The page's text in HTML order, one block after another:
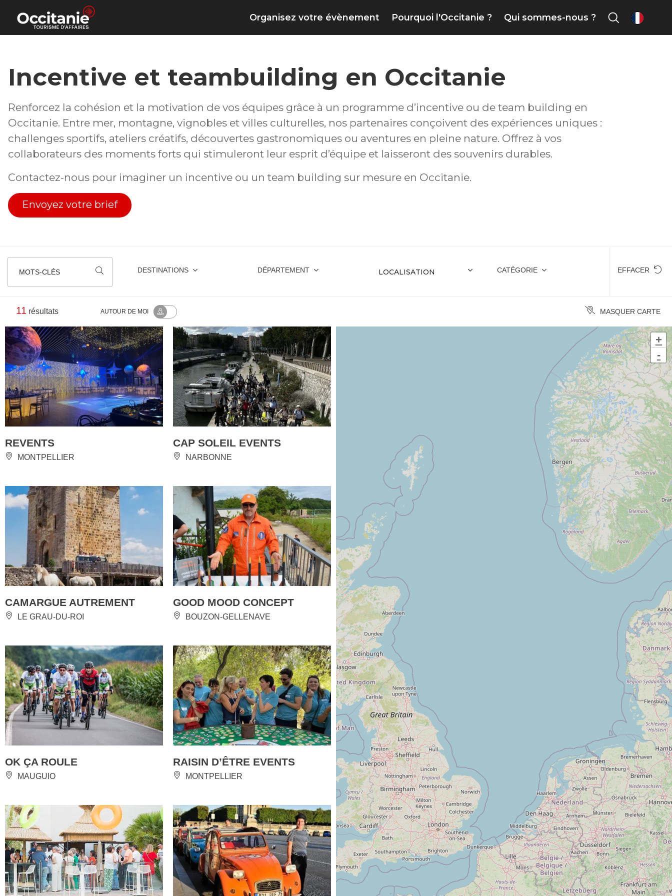
Panneau de gestion des cookies
Organisez votre évènement Pourquoi l'Occitanie ? Qui sommes-nous ? fr
Incentive et teambuilding en Occitanie
Renforcez la cohésion et la motivation de vos équipes grâce à un programme d’incentive ou de team building en
Occitanie. Entre mer, montagne, vignobles et villes culturelles, nos partenaires conçoivent des expériences uniques :
challenges sportifs, ateliers créatifs, découvertes gastronomiques ou aventures en pleine nature. Offrez à vos
collaborateurs des moments forts qui stimuleront leur esprit d’équipe et laisseront des souvenirs durables.
Contactez-nous pour imaginer un incentive ou un team building sur mesure en Occitanie.
Envoyez votre brief
MOTS-CLÉS DESTINATIONS DÉPARTEMENT CATÉGORIE EFFACER
11 résultats AUTOUR DE MOI MASQUER CARTE
REVENTS
MONTPELLIER
CAP SOLEIL EVENTS
NARBONNE
CAMARGUE AUTREMENT
LE GRAU-DU-ROI
GOOD MOOD CONCEPT
BOUZON-GELLENAVE
OK ÇA ROULE
MAUGUIO
RAISIN D’ÊTRE EVENTS
MONTPELLIER
+
-